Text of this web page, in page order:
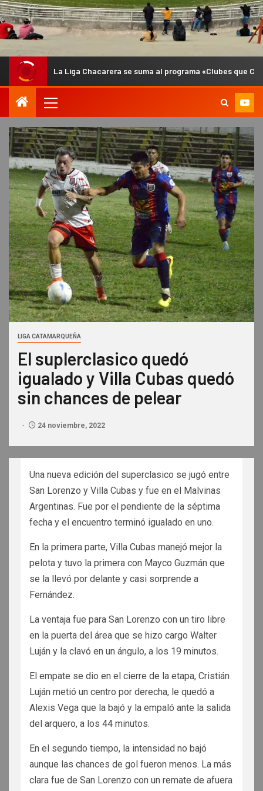
La Liga Chacarera se suma al programa «Clubes que Cuidan» para
LIGA CATAMARQUEÑA
El suplerclasico quedó
igualado y Villa Cubas quedó
sin chances de pelear
24 noviembre, 2022
Una nueva edición del superclasico se jugó entre
San Lorenzo y Villa Cubas y fue en el Malvinas
Argentinas. Fue por el pendiente de la séptima
fecha y el encuentro terminó igualado en uno.
En la primera parte, Villa Cubas manejó mejor la
pelota y tuvo la primera con Mayco Guzmán que
se la llevó por delante y casi sorprende a
Fernández.
La ventaja fue para San Lorenzo con un tiro libre
en la puerta del área que se hizo cargo Walter
Luján y la clavó en un ángulo, a los 19 minutos.
El empate se dio en el cierre de la etapa, Cristián
Luján metió un centro por derecha, le quedó a
Alexis Vega que la bajó y la empaló ante la salida
del arquero, a los 44 minutos.
En el segundo tiempo, la intensidad no bajó
aunque las chances de gol fueron menos. La más
clara fue de San Lorenzo con un remate de afuera